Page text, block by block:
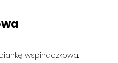
wspinaczkową.